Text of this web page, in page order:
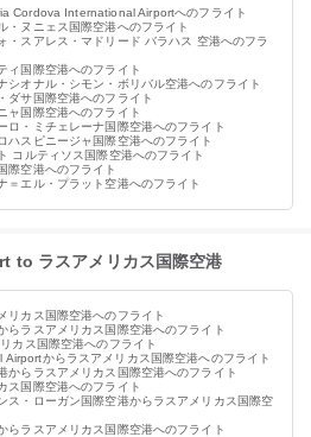
Cordova International Airportへのフライト
・ヌニェス国際空港へのフライト
・スアレス・マドリード バラハス 空港へのフラ
ィ国際空港へのフライト
シオナル・シモン・ボリバル空港へのフライト
ダサ国際空港へのフライト
ャ国際空港へのフライト
ロ・ミチェレーナ国際空港へのフライト
ハスピニージャ国際空港へのフライト
コルティソス国際空港へのフライト
際空港へのフライト
＝エル・プラット空港へのフライト
ラスアメリカス国際空港
リカス国際空港へのフライト
らラスアメリカス国際空港へのフライト
カス国際空港へのフライト
からラスアメリカス国際空港へのフライト
からラスアメリカス国際空港へのフライト
ス国際空港へのフライト
ス・ローガン国際空港からラスアメリカス国際空
らラスアメリカス国際空港へのフライト